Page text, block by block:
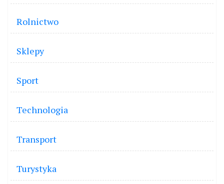
Rolnictwo
Sklepy
Sport
Technologia
Transport
Turystyka